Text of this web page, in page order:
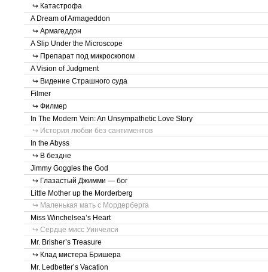
↪ Катастрофа
A Dream of Armageddon
↪ Армагеддон
A Slip Under the Microscope
↪ Препарат под микроскопом
A Vision of Judgment
↪ Видение Страшного суда
Filmer
↪ Филмер
In The Modern Vein: An Unsympathetic Love Story
↪ История любви без сантиментов
In the Abyss
↪ В бездне
Jimmy Goggles the God
↪ Глазастый Джимми — бог
Little Mother up the Morderberg
↪ Маленькая мать с Мордерберга
Miss Winchelsea’s Heart
↪ Сердце мисс Уинчелси
Mr. Brisher’s Treasure
↪ Клад мистера Бришера
Mr. Ledbetter’s Vacation